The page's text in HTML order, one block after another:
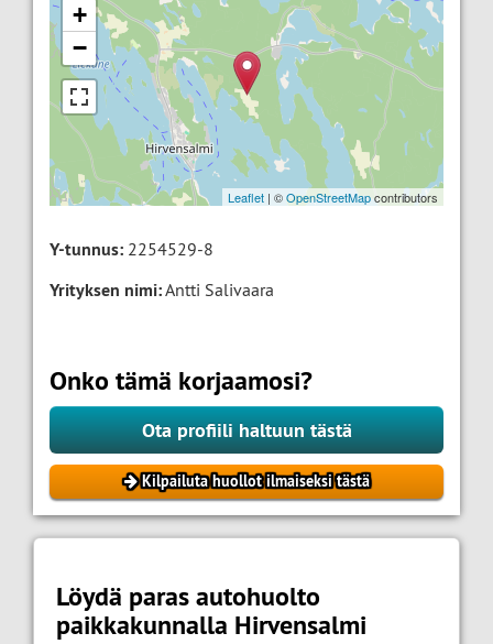
+
−
Leaflet | ©OpenStreetMapcontributors
Y-tunnus: 2254529-8
Yrityksen nimi:Antti Salivaara
Onko tämä korjaamosi?
Ota profiili haltuun tästä
Kilpailuta huollot ilmaiseksi tästä
Löydä paras autohuolto
paikkakunnalla Hirvensalmi